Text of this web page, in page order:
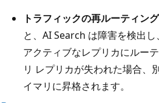
トラフィックの再ルーティン
と、AI Search は障害を検出
アクティブなレプリカにルー
リ レプリカが失われた場合、
イマリに昇格されます。